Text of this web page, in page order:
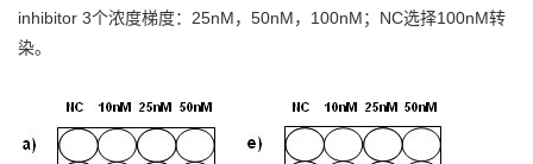
inhibitor 3个浓度梯度：25nM，50nM，100nM；NC选择100nM转
染。